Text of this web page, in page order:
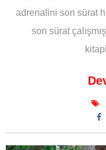
adrenalini son sürat
son sürat